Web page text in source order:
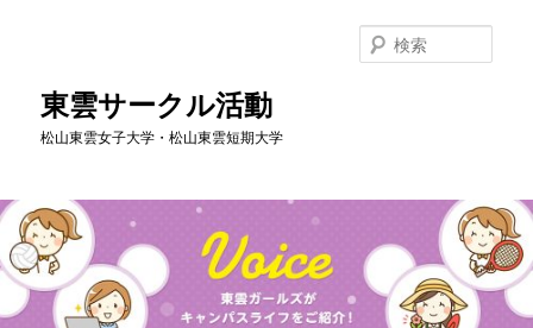
へ
動
移
東雲サークル活動
松山東雲女子大学・松山東雲短期大学
索